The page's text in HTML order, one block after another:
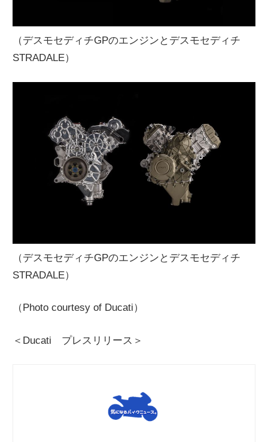
（デスモセディチGPのエンジンとデスモセディチ
STRADALE）
（デスモセディチGPのエンジンとデスモセディチ
STRADALE）
（Photo courtesy of Ducati）
＜Ducati プレスリリース＞